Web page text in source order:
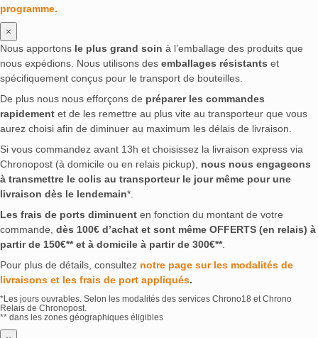
programme.
×
Nous apportons le plus grand soin à l’emballage des produits que
nous expédions. Nous utilisons des emballages résistants et
spécifiquement conçus pour le transport de bouteilles.
De plus nous nous efforçons de préparer les commandes
rapidement et de les remettre au plus vite au transporteur que vous
aurez choisi afin de diminuer au maximum les délais de livraison.
Si vous commandez avant 13h et choisissez la livraison express via
Chronopost (à domicile ou en relais pickup), nous nous engageons
à transmettre le colis au transporteur le jour même pour une
livraison dès le lendemain*.
Les frais de ports diminuent en fonction du montant de votre
commande, dès 100€ d’achat et sont même OFFERTS (en relais) à
partir de 150€** et à domicile à partir de 300€**.
Pour plus de détails, consultez notre page sur les modalités de
livraisons et les frais de port appliqués.
*Les jours ouvrables. Selon les modalités des services Chrono18 et Chrono
Relais de Chronopost.
** dans les zones géographiques éligibles